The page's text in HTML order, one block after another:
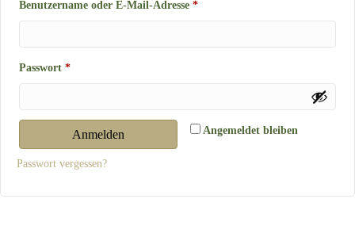
Benutzername oder E-Mail-Adresse *Erforderlich
Passwort *Erforderlich
Angemeldet bleiben
Anmelden
Passwort vergessen?